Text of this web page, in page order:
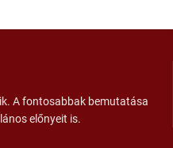
A fontosabbak bemutatása
előnyeit is.